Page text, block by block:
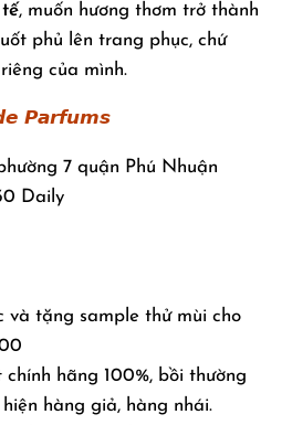
, muốn hương thơm trở thành
phủ lên trang phục, chứ
của mình.
𝙋𝙖𝙧𝙛𝙪𝙢𝙨
7 quận Phú Nhuận
Daily
và tặng sample thử mùi cho
hãng 100%, bồi thường
hàng giả, hàng nhái.